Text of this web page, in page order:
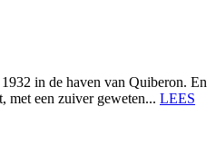
in de haven van Quiberon. En
met een zuiver geweten... LEES